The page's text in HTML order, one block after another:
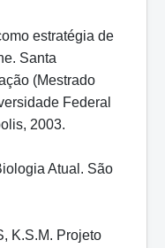
estratégia de
Santa
(Mestrado
Federal
2003.
Atual. São
K.S.M. Projeto